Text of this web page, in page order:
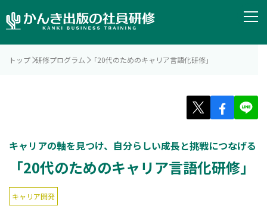
トップ 研修プログラム 「20代のためのキャリア言語化研修」
キャリアの軸を見つけ、自分らしい成長と挑戦につなげる
「20代のためのキャリア言語化研修」
キャリア開発